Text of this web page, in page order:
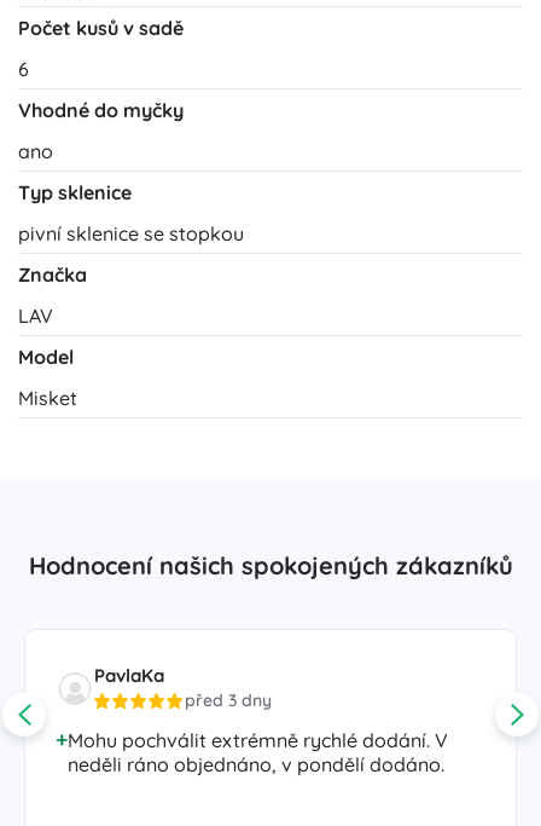
Počet kusů v sadě
6
Vhodné do myčky
ano
Typ sklenice
pivní sklenice se stopkou
Značka
LAV
Model
Misket
Hodnocení našich spokojených zákazníků
PavlaKa
před 3 dny
Mohu pochválit extrémně rychlé dodání. V
neděli ráno objednáno, v pondělí dodáno.